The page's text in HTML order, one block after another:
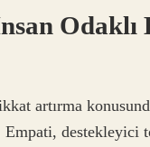
Odaklı
artırma
destekleyici